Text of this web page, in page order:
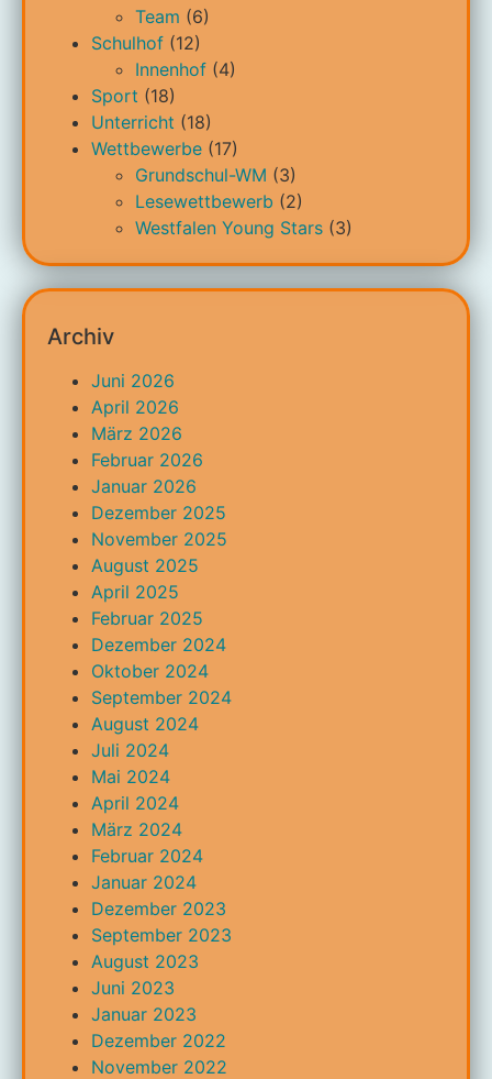
Team (6)
Schulhof (12)
Innenhof (4)
Sport (18)
Unterricht (18)
Wettbewerbe (17)
Grundschul-WM (3)
Lesewettbewerb (2)
Westfalen Young Stars (3)
Archiv
Juni 2026
April 2026
März 2026
Februar 2026
Januar 2026
Dezember 2025
November 2025
August 2025
April 2025
Februar 2025
Dezember 2024
Oktober 2024
September 2024
August 2024
Juli 2024
Mai 2024
April 2024
März 2024
Februar 2024
Januar 2024
Dezember 2023
September 2023
August 2023
Juni 2023
Januar 2023
Dezember 2022
November 2022